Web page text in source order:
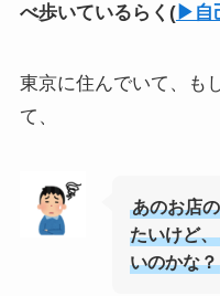
べ歩いている らく (▶︎自
東京に住んでいて、も
て、
あのお店
たいけど
いのかな？